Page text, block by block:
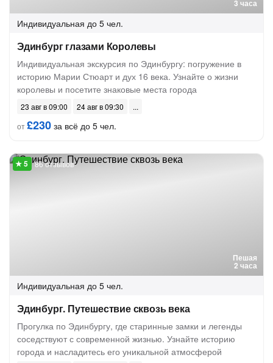
3 часа
Индивидуальная до 5 чел.
Эдинбург глазами Королевы
Индивидуальная экскурсия по Эдинбургу: погружение в
историю Марии Стюарт и дух 16 века. Узнайте о жизни
королевы и посетите знаковые места города
23 авг в 09:00
24 авг в 09:30
от£230 за всё до 5 чел.
Пешая
2 часа
86 отзывов
Индивидуальная до 5 чел.
Эдинбург. Путешествие сквозь века
Прогулка по Эдинбургу, где старинные замки и легенды
соседствуют с современной жизнью. Узнайте историю
города и насладитесь его уникальной атмосферой